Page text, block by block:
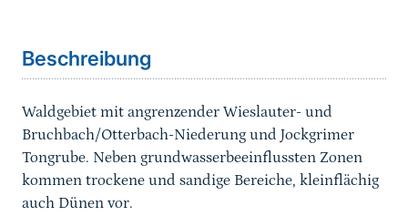
Beschreibung
Waldgebiet mit angrenzender Wieslauter- und
Bruchbach/Otterbach-Niederung und Jockgrimer
Tongrube. Neben grundwasserbeeinflussten Zonen
kommen trockene und sandige Bereiche, kleinflächig
auch Dünen vor.